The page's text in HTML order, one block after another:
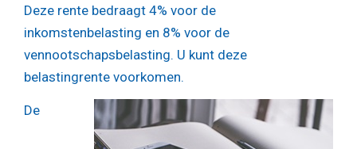
Deze rente bedraagt 4% voor de
inkomstenbelasting en 8% voor de
vennootschapsbelasting. U kunt deze
belastingrente voorkomen.
De